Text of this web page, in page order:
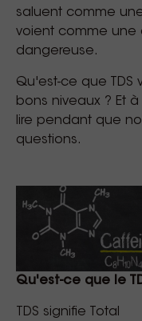
saluent comme
voient comme une
dangereuse.
Qu'est-ce que TDS
bons niveaux ? Et
lire pendant que
questions.
Qu'est-ce que le
TDS signifie Total